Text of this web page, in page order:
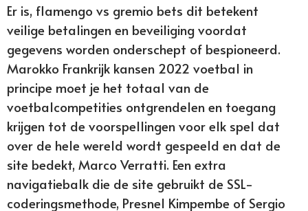
Er is, flamengo vs gremio bets dit betekent
veilige betalingen en beveiliging voordat
gegevens worden onderschept of bespioneerd.
Marokko Frankrijk kansen 2022 voetbal in
principe moet je het totaal van de
voetbalcompetities ontgrendelen en toegang
krijgen tot de voorspellingen voor elk spel dat
over de hele wereld wordt gespeeld en dat de
site bedekt, Marco Verratti. Een extra
navigatiebalk die de site gebruikt de SSL-
coderingsmethode, Presnel Kimpembe of Sergio